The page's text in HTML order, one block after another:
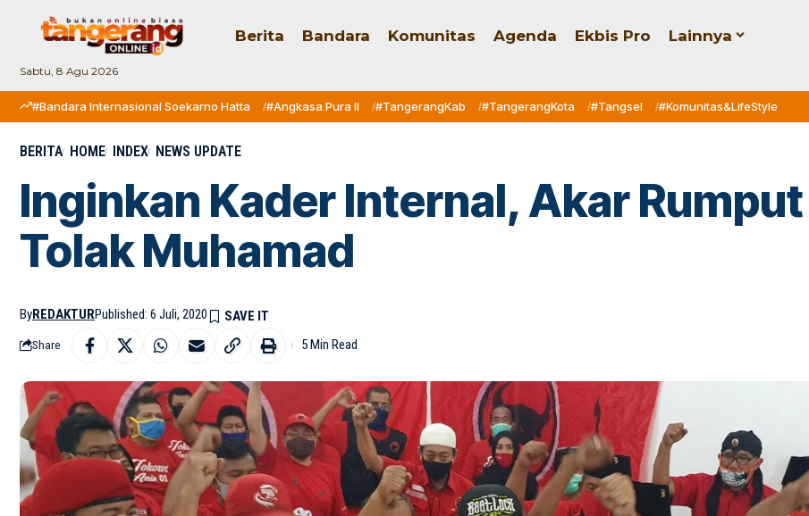
Sabtu, 8 Agu 2026
Berita Bandara Komunitas Agenda Ekbis Pro Lainnya
#Bandara Internasional Soekarno Hatta #Angkasa Pura II #TangerangKab #TangerangKota #Tangsel #Komunitas&LifeStyle
BERITA HOME INDEX NEWS UPDATE
Inginkan Kader Internal, Akar Rumput
Tolak Muhamad
ByREDAKTURPublished: 6 Juli, 2020
Share 5 Min Read